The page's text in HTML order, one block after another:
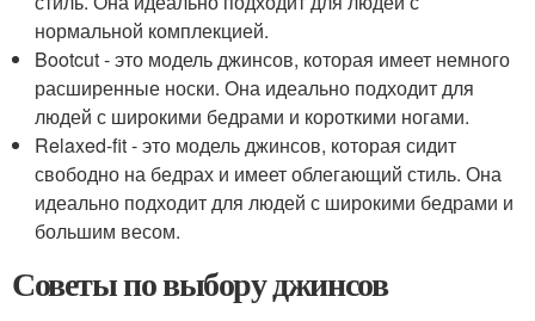
нормальной комплекцией.
Bootcut - это модель джинсов, которая имеет немного
расширенные носки. Она идеально подходит для
людей с широкими бедрами и короткими ногами.
Relaxed-fit - это модель джинсов, которая сидит
свободно на бедрах и имеет облегающий стиль. Она
идеально подходит для людей с широкими бедрами и
большим весом.
Советы по выбору джинсов